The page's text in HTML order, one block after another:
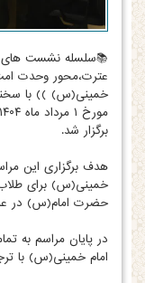
📚سلسله نشست های
عترت،محور وحدت امت
خمینی(س) )) با
برگزار شد.
هدف برگزاری این
خمینی(س) برای
حضرت امام(س) در
در پایان مراسم به
امام خمینی(س) با